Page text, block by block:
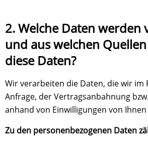
2. Welche Daten werden
und aus welchen
diese Daten?
Wir verarbeiten die Daten, die wir im
Anfrage, der Vertragsanbahnung
anhand von Einwilligungen von
Zu den personenbezogenen Daten